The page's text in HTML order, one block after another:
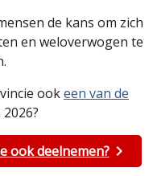
de kans om zich
en weloverwogen te
ookeen van de
ook deelnemen?